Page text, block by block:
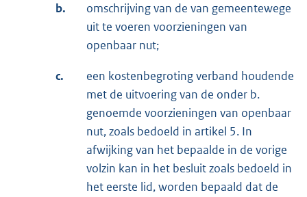
b.
omschrijving van de van gemeentewege
uit te voeren voorzieningen van
openbaar nut;
c.
een kostenbegroting verband houdende
met de uitvoering van de onder b.
genoemde voorzieningen van openbaar
nut, zoals bedoeld in artikel 5. In
afwijking van het bepaalde in de vorige
volzin kan in het besluit zoals bedoeld in
het eerste lid, worden bepaald dat de